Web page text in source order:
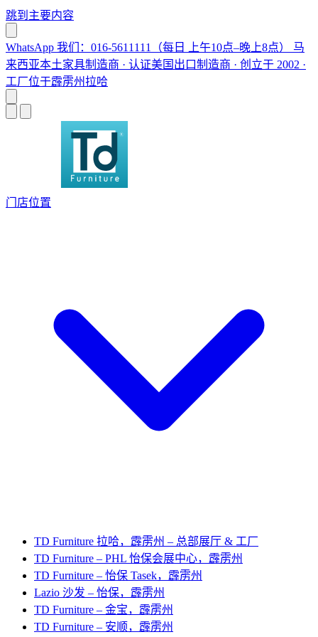
跳到主要内容
WhatsApp 我们：016-5611111（每日 上午10点–晚上8点） 马
来西亚本土家具制造商 · 认证美国出口制造商 · 创立于 2002 ·
工厂位于霹雳州拉哈
门店位置
TD Furniture 拉哈，霹雳州 – 总部展厅 & 工厂
TD Furniture – PHL 怡保会展中心，霹雳州
TD Furniture – 怡保 Tasek，霹雳州
Lazio 沙发 – 怡保，霹雳州
TD Furniture – 金宝，霹雳州
TD Furniture – 安顺，霹雳州